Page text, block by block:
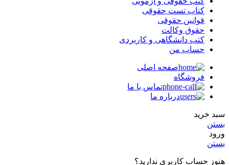
کتاب تست حقوقی
قوانین حقوقی
حقوق وکالت
کتب دانشگاهی و کاربردی
حساب من
صفحه اصلی
فروشگاه
تماس با ما
درباره ما
سبد خرید
بستن
ورود
بستن
هنوز حساب کاربری ندارید؟